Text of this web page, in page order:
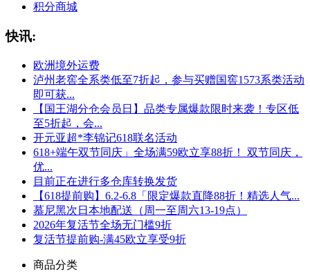
积分商城
快讯:
欧洲境外运费
泸州老窖全系类低至7折起，参与买赠国窖1573系类活动
即可获...
【国王湖分仓会员日】品类专属爆款限时来袭！专区低
至5折起，会...
开元亚超*李锦记618联名活动
618+端午双节同庆」全场满59欧立享88折！ 双节同庆，
优...
目前正在进行多仓库转换发货
【618提前购】6.2-6.8「限定爆款直降88折！精选人气...
慕尼黑次日本地配送（周一至周六13-19点）
2026年复活节全场无门槛9折
复活节提前购-满45欧立享受9折
商品分类